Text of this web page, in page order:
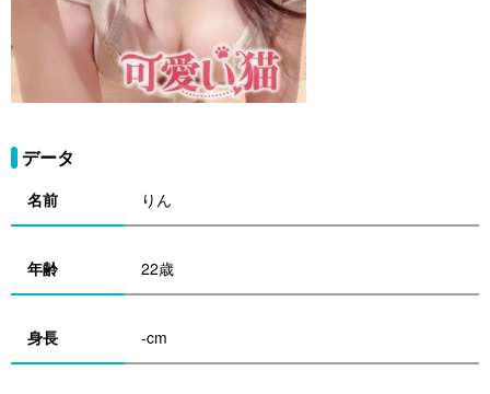
データ
名前 りん
年齢 22歳
身長 -cm